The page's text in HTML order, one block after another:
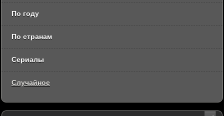
По году
По странам
Сериалы
Случайное